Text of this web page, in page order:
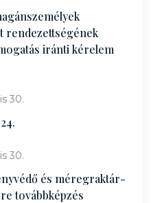
rendezettségének
iránti kérelem
30.
30.
és méregraktár-
továbbképzés